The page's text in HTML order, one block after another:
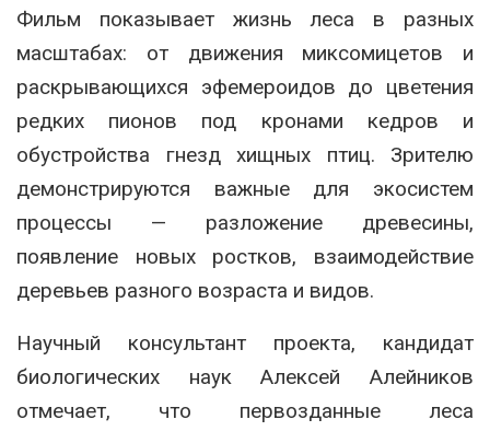
Фильм показывает жизнь леса в разных
масштабах: от движения миксомицетов и
раскрывающихся эфемероидов до цветения
редких пионов под кронами кедров и
обустройства гнезд хищных птиц. Зрителю
демонстрируются важные для экосистем
процессы — разложение древесины,
появление новых ростков, взаимодействие
деревьев разного возраста и видов.
Научный консультант проекта, кандидат
биологических наук Алексей Алейников
отмечает, что первозданные леса